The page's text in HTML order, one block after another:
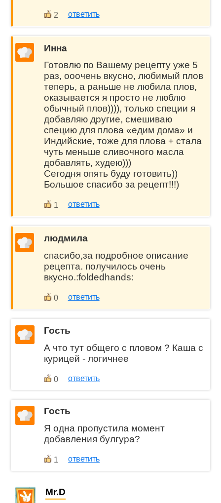
2 ответить
Инна
Готовлю по Вашему рецепту уже 5
раз, ооочень вкусно, любимый плов
теперь, а раньше не любила плов,
оказывается я просто не люблю
обычный плов)))), только специи я
добавляю другие, смешиваю
специю для плова «едим дома» и
Индийские, тоже для плова + стала
чуть меньше сливочного масла
добавлять, худею)))
Сегодня опять буду готовить))
Большое спасибо за рецепт!!!)
1 ответить
людмила
спасибо,за подробное описание
рецепта. получилось очень
вкусно.:foldedhands:
0 ответить
Гость
А что тут общего с пловом ? Каша с
курицей - логичнее
0 ответить
Гость
Я одна пропустила момент
добавления булгура?
1 ответить
Mr.D